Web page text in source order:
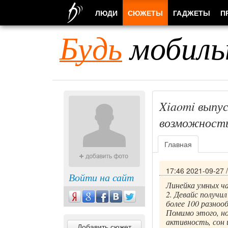
Будь
Войти на сайт
Xiaomi
Главная
17:46 2021-09-27
Линейка умных
2. Девайс
более 100
Помимо этого,
активность, сон
ЛЮДИ СЮЖЕТЫ ГАДЖЕТЫ